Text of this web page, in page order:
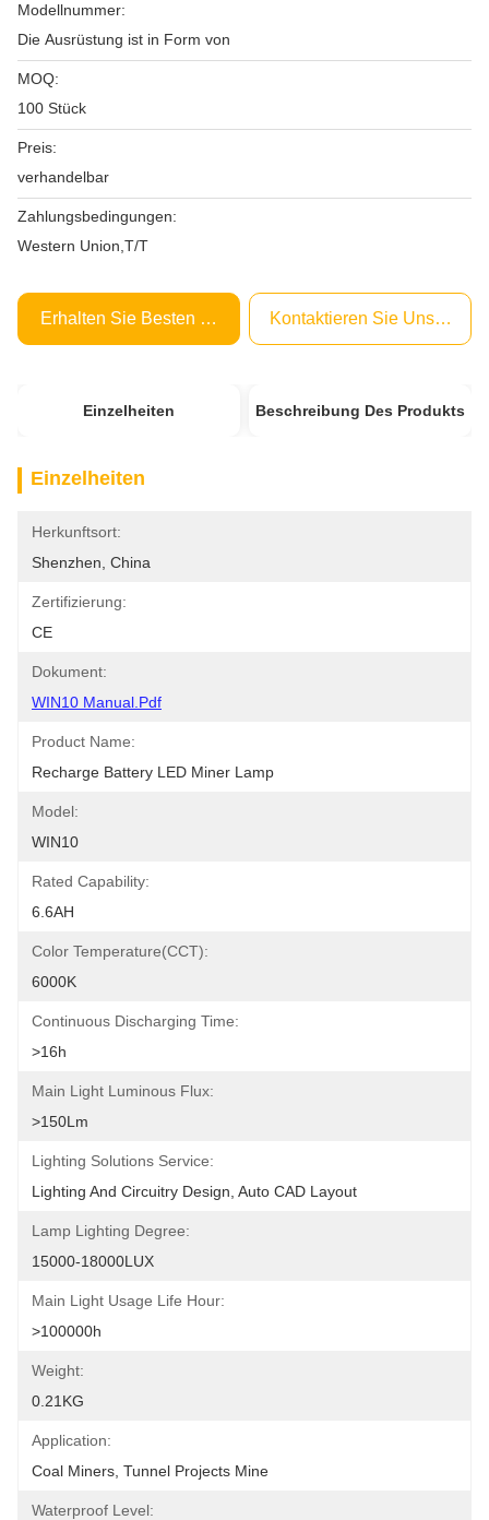
Modellnummer:
Die Ausrüstung ist in Form von
MOQ:
100 Stück
Preis:
verhandelbar
Zahlungsbedingungen:
Western Union,T/T
Erhalten Sie Besten Preis Kontaktieren Sie Uns Jetzt
Einzelheiten Beschreibung Des Produkts
Einzelheiten
Herkunftsort:
Shenzhen, China
Zertifizierung:
CE
Dokument:
WIN10 Manual.pdf
Product Name:
Recharge Battery LED Miner Lamp
Model:
WIN10
Rated Capability:
6.6AH
Color Temperature(CCT):
6000K
Continuous Discharging Time:
>16h
Main Light Luminous Flux:
>150Lm
Lighting Solutions Service:
Lighting And Circuitry Design, Auto CAD Layout
Lamp Lighting Degree:
15000-18000LUX
Main Light Usage Life Hour:
>100000h
Weight:
0.21KG
Application:
Coal Miners, Tunnel Projects Mine
Waterproof Level: